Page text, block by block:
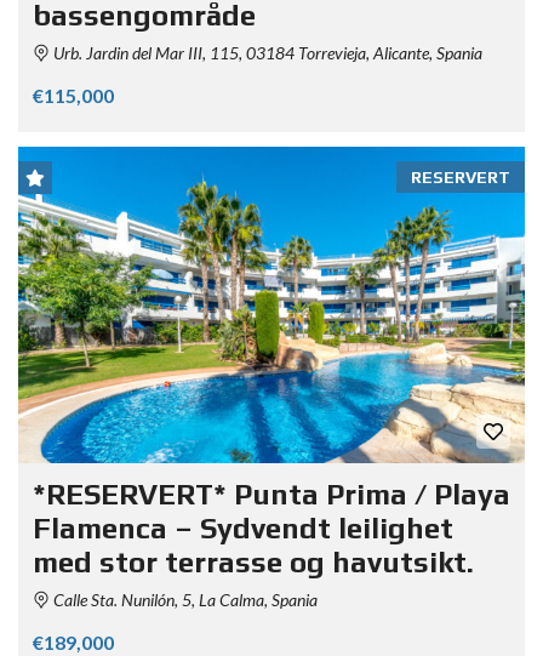
bassengområde
Urb. Jardin del Mar III, 115, 03184 Torrevieja, Alicante, Spania
€115,000
RESERVERT
*RESERVERT* Punta Prima / Playa
Flamenca – Sydvendt leilighet
med stor terrasse og havutsikt.
Calle Sta. Nunilón, 5, La Calma, Spania
€189,000